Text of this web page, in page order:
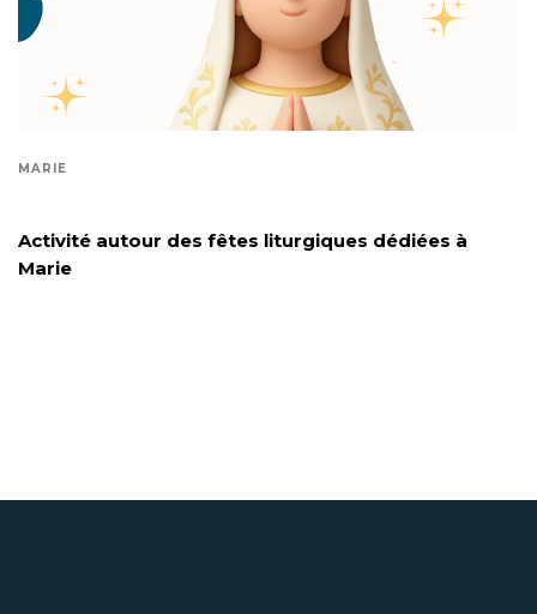
MARIE
Activité autour des fêtes liturgiques dédiées à
Marie